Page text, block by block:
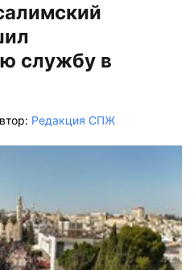
службу в
Редакция СПЖ